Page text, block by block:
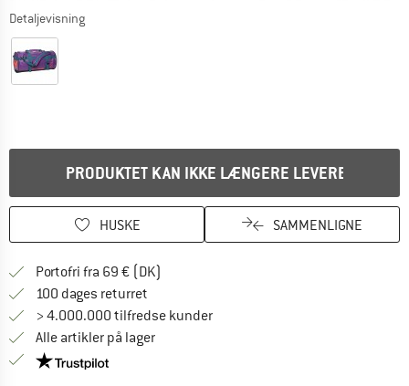
Detaljevisning
PRODUKTET KAN IKKE LÆNGERE LEVERES
HUSKE SAMMENLIGNE
Portofri fra 69 € (DK)
100 dages returret
> 4.000.000 tilfredse kunder
Alle artikler på lager
Vi er Trustpilot-certificeret - oplysningerne får du